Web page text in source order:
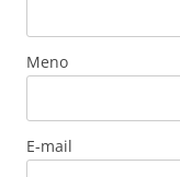
Meno
E-mail